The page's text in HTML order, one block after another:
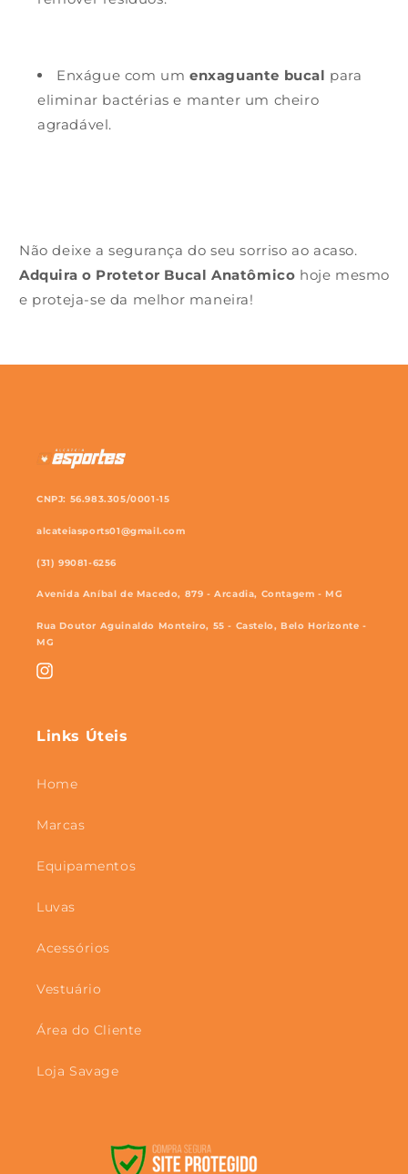
Enxágue com um enxaguante bucal para
eliminar bactérias e manter um cheiro
agradável.
Não deixe a segurança do seu sorriso ao acaso.
Adquira o Protetor Bucal Anatômico hoje mesmo
e proteja-se da melhor maneira!
CNPJ: 56.983.305/0001-15
alcateiasports01@gmail.com
(31) 99081-6256
Avenida Aníbal de Macedo, 879 - Arcadia, Contagem - MG
Rua Doutor Aguinaldo Monteiro, 55 - Castelo, Belo Horizonte -
MG
Instagram
Links Úteis
Home
Marcas
Equipamentos
Luvas
Acessórios
Vestuário
Área do Cliente
Loja Savage